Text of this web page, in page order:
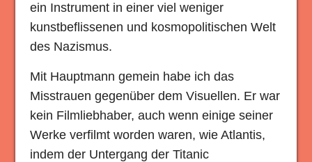
ein Instrument in einer viel weniger
kunstbeflissenen und kosmopolitischen Welt
des Nazismus.
Mit Hauptmann gemein habe ich das
Misstrauen gegenüber dem Visuellen. Er war
kein Filmliebhaber, auch wenn einige seiner
Werke verfilmt worden waren, wie Atlantis,
indem der Untergang der Titanic